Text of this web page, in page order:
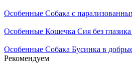
Особенные Собака с
Особенные Кошечка Сия без
Особенные Собака Бусинка в
Рекомендуем